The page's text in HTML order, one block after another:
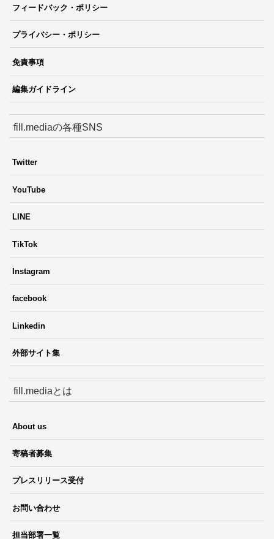
フィードバック・ポリシー
プライバシー・ポリシー
免責事項
編集ガイドライン
fill.mediaの各種SNS
Twitter
YouTube
LINE
TikTok
Instagram
facebook
Linkedin
外部サイト集
fill.mediaとは
About us
寄稿者募集
プレスリリース受付
お問い合わせ
担当部署一覧